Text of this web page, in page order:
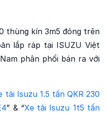
thùng kín 3m5 đóng trên
lắp ráp tại ISUZU Việt
phân phối bán ra với
tải Isuzu 1.5 tấn QKR 230
” & “Xe tải Isuzu 1t5 tấn